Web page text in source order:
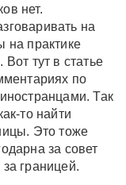
нет.
на
на практике
тут в статье
по
Так
то найти
Это тоже
за совет
границей.